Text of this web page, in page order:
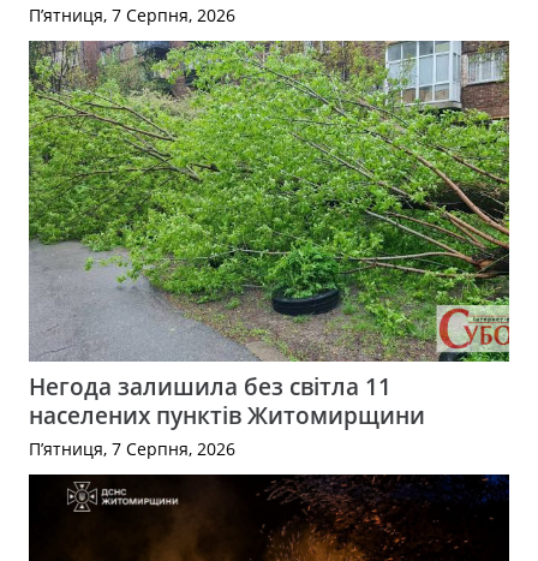
П’ятниця, 7 Серпня, 2026
Негода залишила без світла 11
населених пунктів Житомирщини
П’ятниця, 7 Серпня, 2026